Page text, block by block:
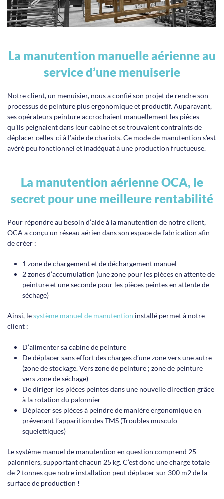
La manutention manuelle aérienne au
service d’une menuiserie
Notre client, un menuisier, nous a confié son projet de rendre son
processus de peinture plus ergonomique et productif. Auparavant,
ses opérateurs peinture accrochaient manuellement les pièces
qu’ils peignaient dans leur cabine et se trouvaient contraints de
déplacer celles-ci à l’aide de chariots. Ce mode de manutention s’est
avéré peu fonctionnel et inadéquat à une production fructueuse.
La manutention aérienne OCA, le
secret pour une meilleure rentabilité
Pour répondre au besoin d’aide à la manutention de notre client,
OCA a conçu un réseau aérien dans son espace de fabrication afin
de créer :
1 zone de chargement et de déchargement manuel
2 zones d’accumulation (une zone pour les pièces en attente de
peinture et une seconde pour les pièces peintes en attente de
séchage)
Ainsi, lesystème manuel de manutention installé permet à notre
client :
D’alimenter sa cabine de peinture
De déplacer sans effort des charges d’une zone vers une autre
(zone de stockage. Vers zone de peinture ; zone de peinture
vers zone de séchage)
De diriger les pièces peintes dans une nouvelle direction grâce
à la rotation du palonnier
Déplacer ses pièces à peindre de manière ergonomique en
prévenant l’apparition des TMS (Troubles musculo
squelettiques)
Le système manuel de manutention en question comprend 25
palonniers, supportant chacun 25 kg. C’est donc une charge totale
de 2 tonnes que notre installation peut déplacer sur 300 m2 de la
surface de production !